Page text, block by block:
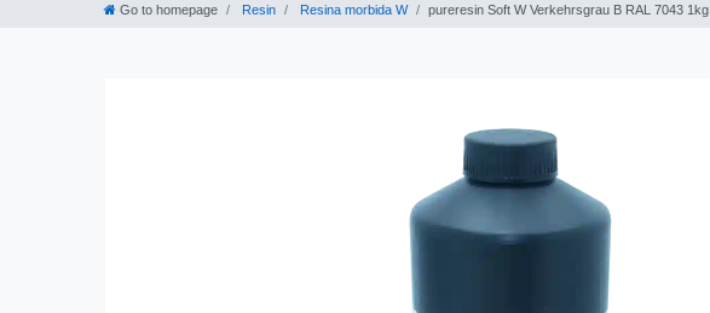
Go to homepage Resin Resina morbida W pureresin Soft W Verkehrsgrau B RAL 7043 1kg